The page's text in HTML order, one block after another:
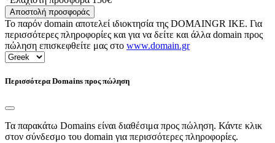
Αποστολή προσφοράς
Το παρόν domain αποτελεί ιδιοκτησία της DOMAINGR ΙΚΕ. Για
περισσότερες πληροφορίες και για να δείτε και άλλα domain προς
πώληση επισκεφθείτε μας στο www.domain.gr
Περισσότερα Domains προς πώληση
Τα παρακάτω Domains είναι διαθέσιμα προς πώληση. Κάντε κλικ
στον σύνδεσμο του domain για περισσότερες πληροφορίες.